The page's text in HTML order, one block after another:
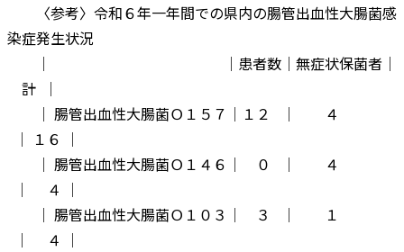
〈参考〉令和６年一年間での県内の腸管出血性大腸菌感
染症発生状況
│ │患者数│無症状保菌者│
計 │
│ 腸管出血性大腸菌Ｏ１５７│１２ │ ４
│ １６ │
│ 腸管出血性大腸菌Ｏ１４６│ ０ │ ４
│ ４ │
│ 腸管出血性大腸菌Ｏ１０３│ ３ │ １
│ ４ │